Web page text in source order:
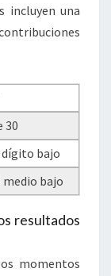
incluyen una
30
bajo
bajo
resultados
momentos